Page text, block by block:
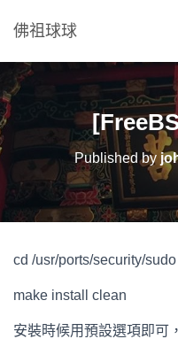
佛祖球球
Published by
cd /usr/ports/security/sudo
make install clean
安裝時候用預設選項即可